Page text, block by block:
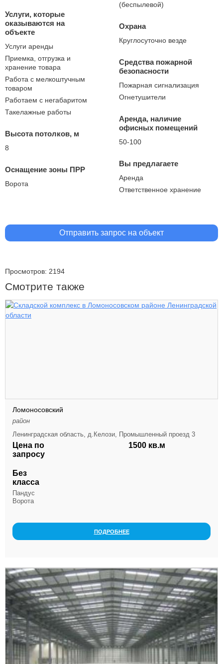
Услуги, которые
оказываются на
объекте
Услуги аренды
Приемка, отгрузка и
хранение товара
Работа с мелкоштучным
товаром
Работаем с негабаритом
Такелажные работы
Высота потолков, м
8
Оснащение зоны ПРР
Ворота
(беспылевой)
Охрана
Круглосуточно везде
Средства пожарной
безопасности
Пожарная сигнализация
Огнетушители
Аренда, наличие
офисных помещений
50-100
Вы предлагаете
Аренда
Ответственное хранение
Отправить запрос на объект
Просмотров: 2194
Смотрите также
Ломоносовский
район
Ленинградская область, д.Келози, Промышленный проезд 3
Цена по
запросу
1500 кв.м
Без
класса
Пандус
Ворота
ПОДРОБНЕЕ